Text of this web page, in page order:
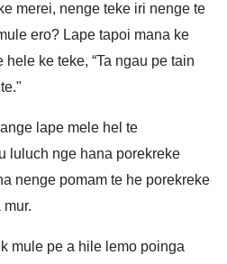
merei, nenge teke iri nenge te
ero? Lape tapoi mana ke
ke teke, “Ta ngau pe tain
lape mele hel te
luluch nge hana porekreke
nenge pomam te he porekreke
mule pe a hile lemo poinga